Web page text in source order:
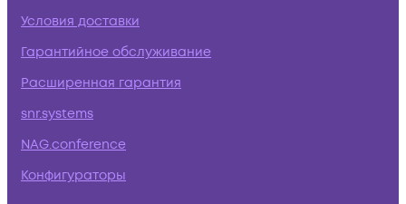
Условия доставки
Гарантийное обслуживание
Расширенная гарантия
snr.systems
NAG.conference
Конфигураторы